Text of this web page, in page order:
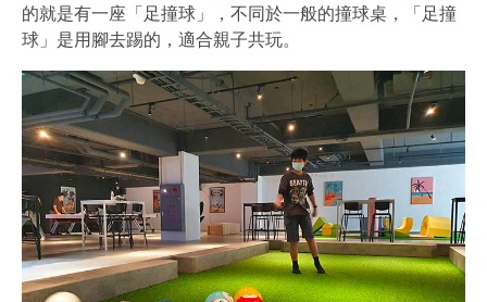
的就是有一座「足撞球」，不同於一般的撞球桌，「足撞
球」是用腳去踢的，適合親子共玩。